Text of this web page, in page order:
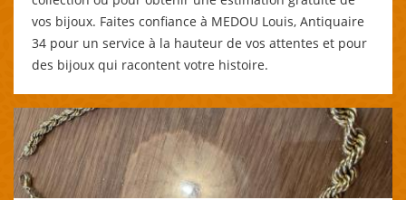
vos bijoux. Faites confiance à MEDOU Louis, Antiquaire
34 pour un service à la hauteur de vos attentes et pour
des bijoux qui racontent votre histoire.